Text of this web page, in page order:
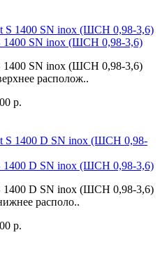
1400 SN inox (ШСН 0,98-3,6)
1400 SN inox (ШСН 0,98-3,6)
располож..
р.
1400 D SN inox (ШСН 0,98-3,6)
1400 D SN inox (ШСН 0,98-3,6)
располо..
р.